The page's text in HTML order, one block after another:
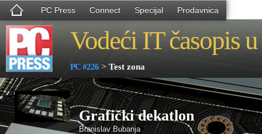
PC Press Connect Specijal Prodavnica
Vodeći IT časopis
PC #226 > Test zona
Grafički dekatlon
Branislav Bubanja